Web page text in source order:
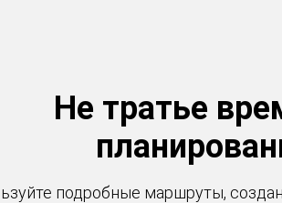
Не тратье
подробные маршруты,